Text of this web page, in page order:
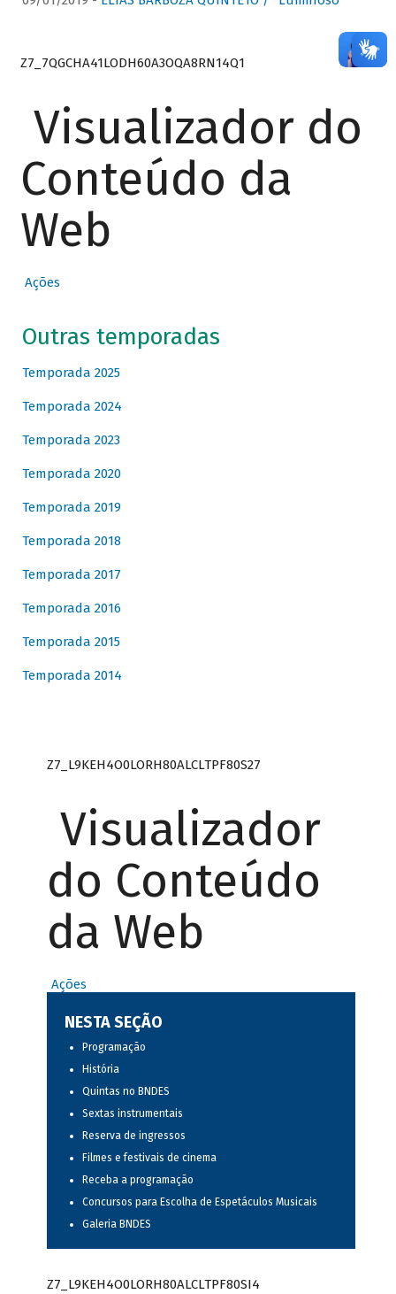
Z7_7QGCHA41LODH60A3OQA8RN14Q1
Visualizador do
Conteúdo da
Web
Ações
Outras temporadas
Temporada 2025
Temporada 2024
Temporada 2023
Temporada 2020
Temporada 2019
Temporada 2018
Temporada 2017
Temporada 2016
Temporada 2015
Temporada 2014
Z7_L9KEH4O0LORH80ALCLTPF80S27
Visualizador
do Conteúdo
da Web
Ações
NESTA SEÇÃO
Programação
História
Quintas no BNDES
Sextas instrumentais
Reserva de ingressos
Filmes e festivais de cinema
Receba a programação
Concursos para Escolha de Espetáculos Musicais
Galeria BNDES
Z7_L9KEH4O0LORH80ALCLTPF80SI4